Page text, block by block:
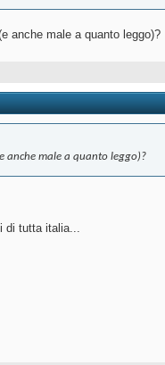
anche male a quanto leggo)?
anche male a quanto leggo)?
di tutta italia...